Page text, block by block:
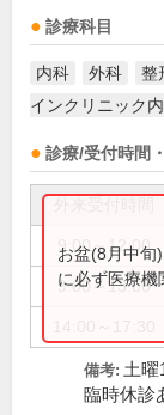
診療科目
内科 外科 整
インクリニック
診療/受付時間
9:00～12:00
9:00～13:00
お盆(8月中旬
に必ず医療機
備考: 土曜
臨時休診